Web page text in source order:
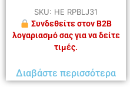
SKU: HE RPBLJ31
Συνδεθείτε στον B2B
λογαριασμό σας για να δείτε
τιμές.
Διαβάστε περισσότερα